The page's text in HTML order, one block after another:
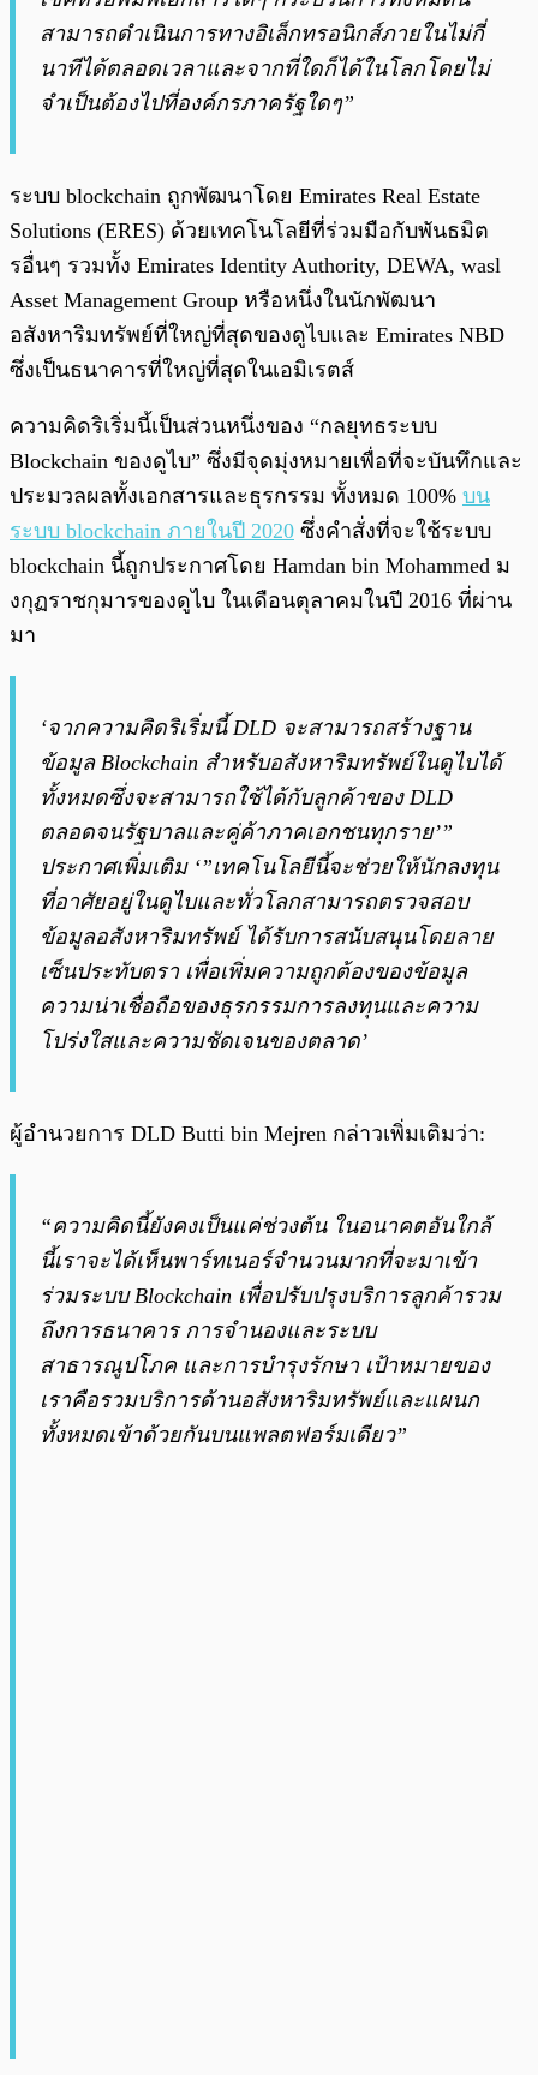
สามารถดำเนินการทางอิเล็กทรอนิกส์ภายในไม่กี่
นาทีได้ตลอดเวลาและจากที่ใดก็ได้ในโลกโดยไม่
จำเป็นต้องไปที่องค์กรภาครัฐใดๆ”
ระบบ blockchain ถูกพัฒนาโดย Emirates Real Estate
Solutions (ERES) ด้วยเทคโนโลยีที่ร่วมมือกับพันธมิต
รอื่นๆ รวมทั้ง Emirates Identity Authority, DEWA, wasl
Asset Management Group หรือหนึ่งในนักพัฒนา
อสังหาริมทรัพย์ที่ใหญ่ที่สุดของดูไบและ Emirates NBD
ซึ่งเป็นธนาคารที่ใหญ่ที่สุดในเอมิเรตส์
ความคิดริเริ่มนี้เป็นส่วนหนึ่งของ “กลยุทธระบบ
Blockchain ของดูไบ” ซึ่งมีจุดมุ่งหมายเพื่อที่จะบันทึกและ
ประมวลผลทั้งเอกสารและธุรกรรม ทั้งหมด 100% บน
ระบบ blockchain ภายในปี 2020 ซึ่งคำสั่งที่จะใช้ระบบ
blockchain นี้ถูกประกาศโดย Hamdan bin Mohammed ม
งกุฏราชกุมารของดูไบ ในเดือนตุลาคมในปี 2016 ที่ผ่าน
มา
‘จากความคิดริเริ่มนี้ DLD จะสามารถสร้างฐาน
ข้อมูล Blockchain สำหรับอสังหาริมทรัพย์ในดูไบได้
ทั้งหมดซึ่งจะสามารถใช้ได้กับลูกค้าของ DLD
ตลอดจนรัฐบาลและคู่ค้าภาคเอกชนทุกราย’”
ประกาศเพิ่มเติม ‘”เทคโนโลยีนี้จะช่วยให้นักลงทุน
ที่อาศัยอยู่ในดูไบและทั่วโลกสามารถตรวจสอบ
ข้อมูลอสังหาริมทรัพย์ ได้รับการสนับสนุนโดยลาย
เซ็นประทับตรา เพื่อเพิ่มความถูกต้องของข้อมูล
ความน่าเชื่อถือของธุรกรรมการลงทุนและความ
โปร่งใสและความชัดเจนของตลาด’
ผู้อำนวยการ DLD Butti bin Mejren กล่าวเพิ่มเติมว่า:
“ความคิดนี้ยังคงเป็นแค่ช่วงต้น ในอนาคตอันใกล้
นี้เราจะได้เห็นพาร์ทเนอร์จำนวนมากที่จะมาเข้า
ร่วมระบบ Blockchain เพื่อปรับปรุงบริการลูกค้ารวม
ถึงการธนาคาร การจำนองและระบบ
สาธารณูปโภค และการบำรุงรักษา เป้าหมายของ
เราคือรวมบริการด้านอสังหาริมทรัพย์และแผนก
ทั้งหมดเข้าด้วยกันบนแพลตฟอร์มเดียว”